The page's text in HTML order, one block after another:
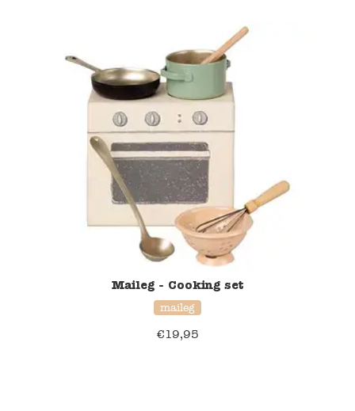
Maileg - Cooking set
maileg
€19,95